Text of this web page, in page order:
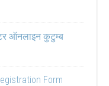
ऑनलाइन कुटुम्ब
Form